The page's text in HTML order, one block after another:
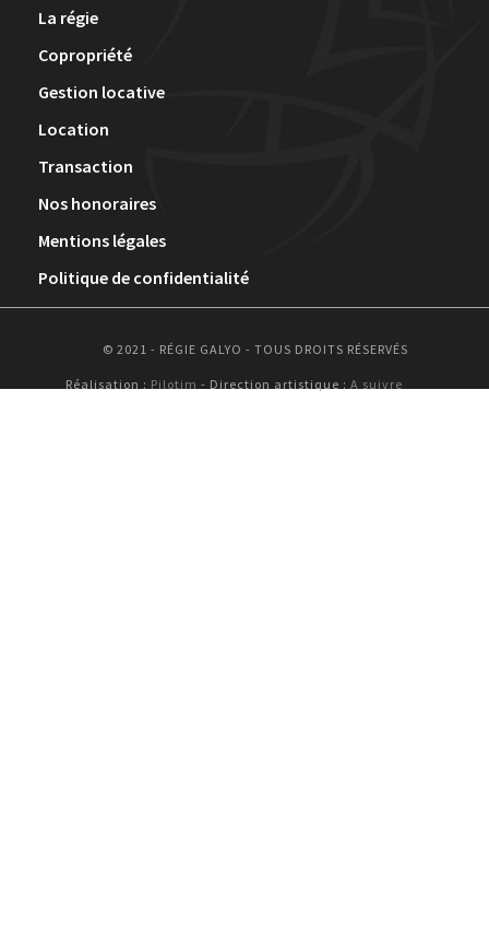
La régie
Copropriété
Gestion locative
Location
Transaction
Nos honoraires
Mentions légales
Politique de confidentialité
© 2021 - RÉGIE GALYO - TOUS DROITS RÉSERVÉS
Réalisation : Pilotim - Direction artistique : A suivre